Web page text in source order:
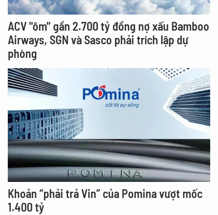
ACV "ôm" gần 2.700 tỷ đồng nợ xấu Bamboo
Airways, SGN và Sasco phải trích lập dự
phòng
Khoản “phải trả Vin” của Pomina vượt mốc
1.400 tỷ